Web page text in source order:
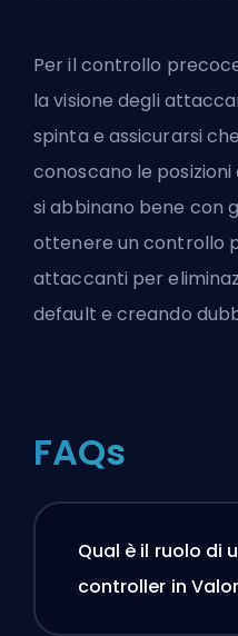
Per il controllo
la visione degli
spinta e assicurarsi
conoscano le posizioni
si abbinano bene con
ottenere un controllo
attaccanti per
default e creando
FAQs
Qual è il ruolo di
controller in